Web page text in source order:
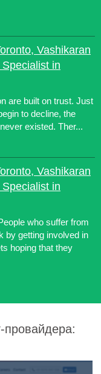
Vashikaran
in
are built on trust. Just
to decline, the
existed. Ther...
Vashikaran
in
who suffer from
by getting involved in
hoping that they
провайдера: